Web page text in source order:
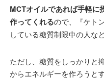
MCTオイルであれば手軽に
作ってくれるので、『ケト
している糖質制限中の人な
ただし、糖質をしっかりと
からエネルギーを作ろうと